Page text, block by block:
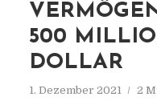
500
DOLLAR
1. Dezember 2021 2